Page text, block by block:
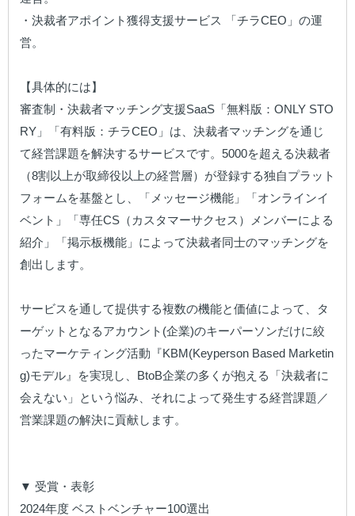
・決裁者アポイント獲得支援サービス 「チラCEO」の運
営。
【具体的には】
審査制・決裁者マッチング支援SaaS「無料版：ONLY STO
RY」「有料版：チラCEO」は、決裁者マッチングを通じ
て経営課題を解決するサービスです。5000を超える決裁者
（8割以上が取締役以上の経営層）が登録する独自プラット
フォームを基盤とし、「メッセージ機能」「オンラインイ
ベント」「専任CS（カスタマーサクセス）メンバーによる
紹介」「掲示板機能」によって決裁者同士のマッチングを
創出します。
サービスを通して提供する複数の機能と価値によって、タ
ーゲットとなるアカウント(企業)のキーパーソンだけに絞
ったマーケティング活動『KBM(Keyperson Based Marketin
g)モデル』を実現し、BtoB企業の多くが抱える「決裁者に
会えない」という悩み、それによって発生する経営課題／
営業課題の解決に貢献します。
▼ 受賞・表彰
2024年度 ベストベンチャー100選出